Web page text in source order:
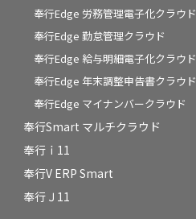
奉行Edge 労務管理電子化クラウド
奉行Edge 勤怠管理クラウド
奉行Edge 給与明細電子化クラウド
奉行Edge 年末調整申告書クラウド
奉行Edge マイナンバークラウド
奉行Smart マルチクラウド
奉行ｉ11
奉行V ERP Smart
奉行Ｊ11